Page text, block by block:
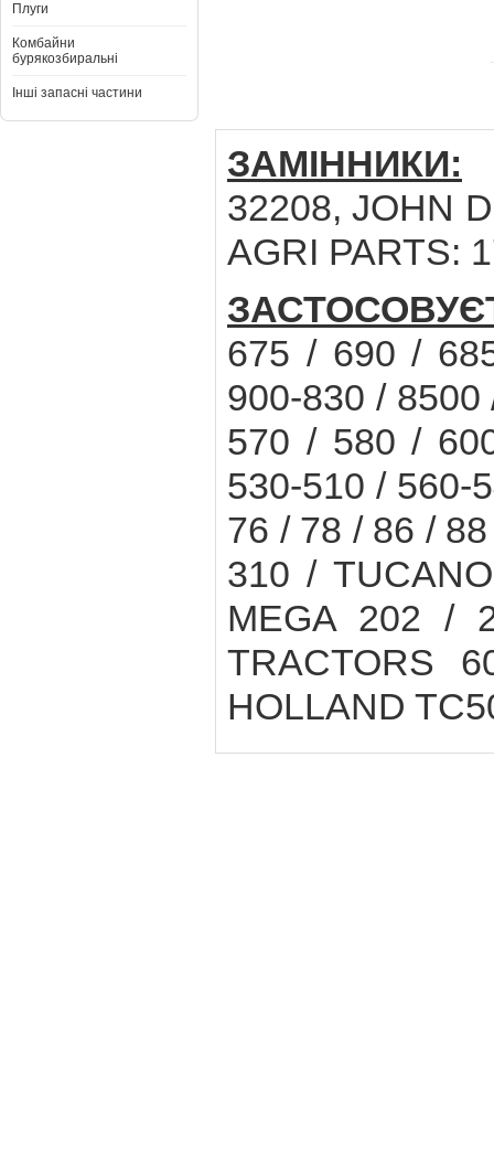
Плуги
Комбайни
бурякозбиральні
Інші запасні частини
ЗАМІННИКИ:
32208, JOHN
AGRI PARTS:
675 / 690 /
900-830 /
570 / 580 /
530-510 / 560-
76 / 78 / 86 /
310 /
MEGA 202 /
TRACTORS
HOLLAND